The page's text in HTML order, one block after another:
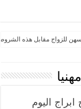
للزواج مقابل هذه
ماغي فرح ابراج اليوم